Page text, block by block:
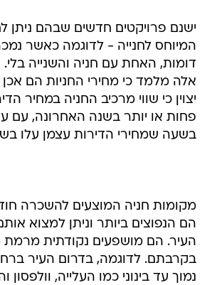
ישנם פרויקטים חדשים שבהם ניתן
המיוחס לחנייה - לדוגמה כאשר
דומות, האחת עם חניה והשנייה
אלה מלמד כי מחירי החניות הם אכן
יצוין כי שווי מרכיב החניה במחיר
פחות או יותר בשנה האחרונה, עם
בשעה שמחירי הדירות עצמן עלו
מקומות חניה המוצעים להשכרה
הם הנפוצים ביותר וניתן למצוא
העיר. הם מושפעים נקודתית מרמת
בקרבתם. לדוגמה, בדרום העיר
נמוך עד בינוני כמו העלייה, וולפסון